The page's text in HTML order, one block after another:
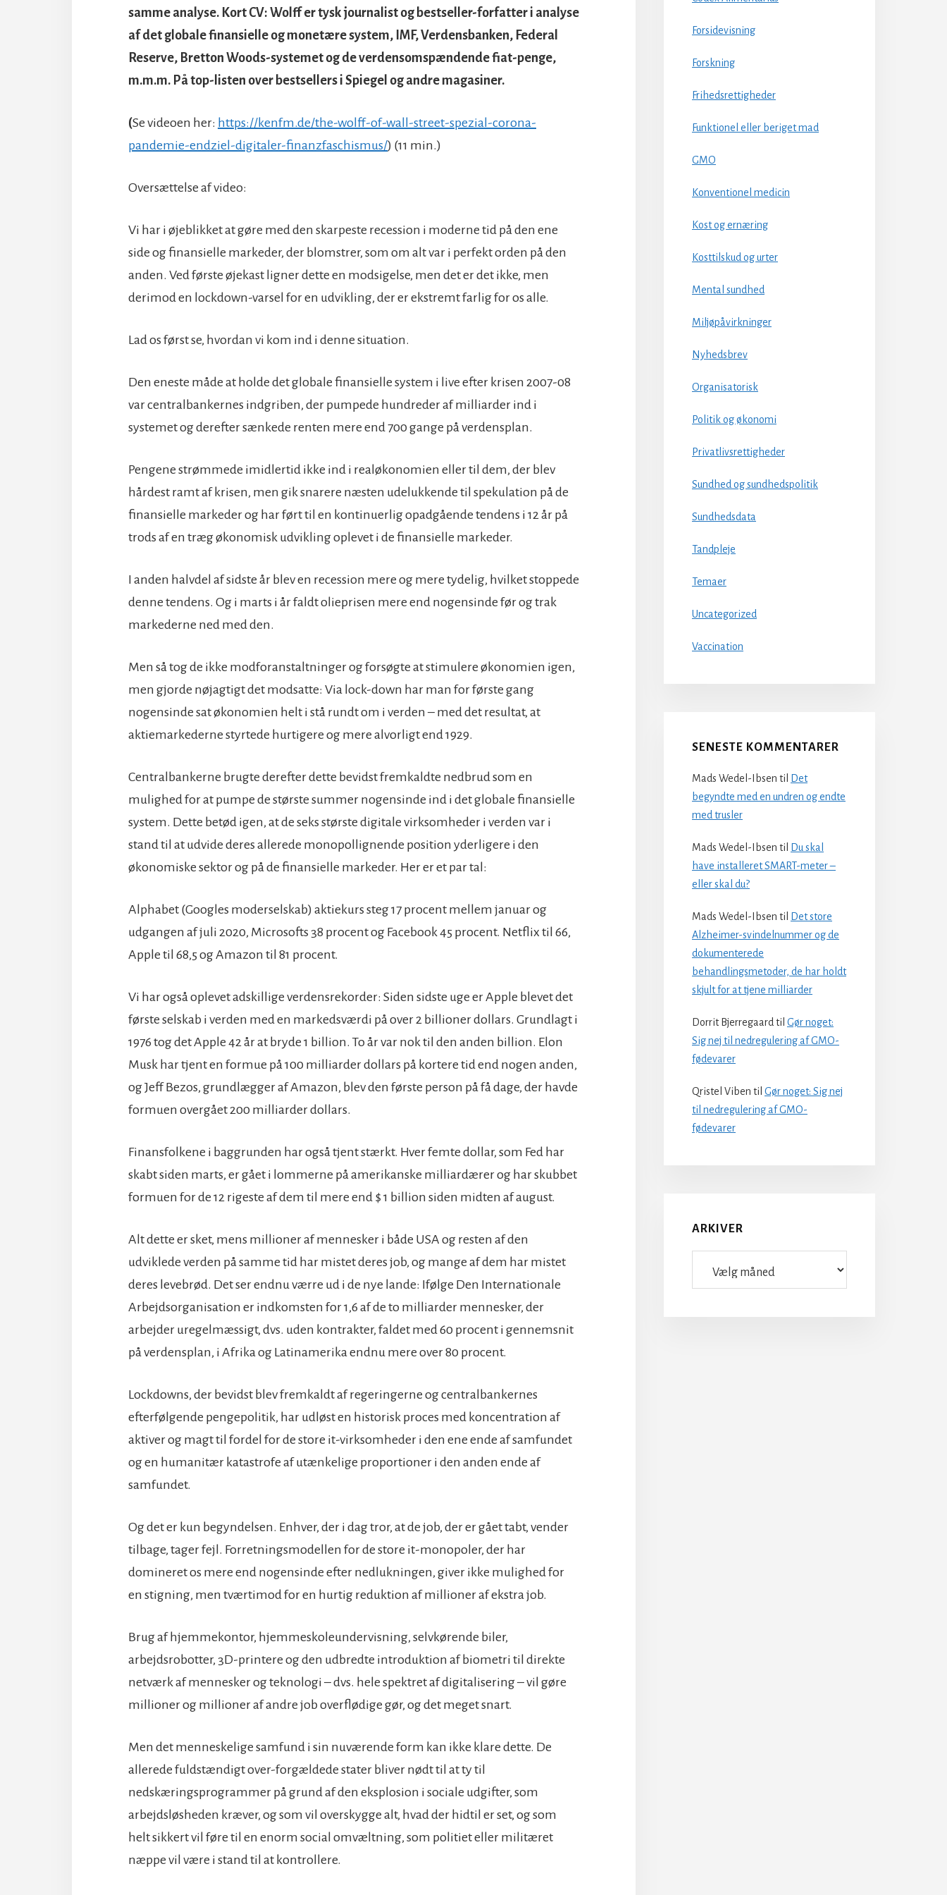
samme analyse. Kort CV: Wolff er tysk journalist og bestseller-forfatter i analyse
af det globale finansielle og monetære system, IMF, Verdensbanken, Federal
Reserve, Bretton Woods-systemet og de verdensomspændende fiat-penge,
m.m.m. På top-listen over bestsellers i Spiegel og andre magasiner.
(Se videoen her: https://kenfm.de/the-wolff-of-wall-street-spezial-corona-
pandemie-endziel-digitaler-finanzfaschismus/) (11 min.)
Oversættelse af video:
Vi har i øjeblikket at gøre med den skarpeste recession i moderne tid på den ene
side og finansielle markeder, der blomstrer, som om alt var i perfekt orden på den
anden. Ved første øjekast ligner dette en modsigelse, men det er det ikke, men
derimod en lockdown-varsel for en udvikling, der er ekstremt farlig for os alle.
Lad os først se, hvordan vi kom ind i denne situation.
Den eneste måde at holde det globale finansielle system i live efter krisen 2007-08
var centralbankernes indgriben, der pumpede hundreder af milliarder ind i
systemet og derefter sænkede renten mere end 700 gange på verdensplan.
Pengene strømmede imidlertid ikke ind i realøkonomien eller til dem, der blev
hårdest ramt af krisen, men gik snarere næsten udelukkende til spekulation på de
finansielle markeder og har ført til en kontinuerlig opadgående tendens i 12 år på
trods af en træg økonomisk udvikling oplevet i de finansielle markeder.
I anden halvdel af sidste år blev en recession mere og mere tydelig, hvilket stoppede
denne tendens. Og i marts i år faldt olieprisen mere end nogensinde før og trak
markederne ned med den.
Men så tog de ikke modforanstaltninger og forsøgte at stimulere økonomien igen,
men gjorde nøjagtigt det modsatte: Via lock-down har man for første gang
nogensinde sat økonomien helt i stå rundt om i verden – med det resultat, at
aktiemarkederne styrtede hurtigere og mere alvorligt end 1929.
Centralbankerne brugte derefter dette bevidst fremkaldte nedbrud som en
mulighed for at pumpe de største summer nogensinde ind i det globale finansielle
system. Dette betød igen, at de seks største digitale virksomheder i verden var i
stand til at udvide deres allerede monopollignende position yderligere i den
økonomiske sektor og på de finansielle markeder. Her er et par tal:
Alphabet (Googles moderselskab) aktiekurs steg 17 procent mellem januar og
udgangen af juli 2020, Microsofts 38 procent og Facebook 45 procent. Netflix til 66,
Apple til 68,5 og Amazon til 81 procent.
Vi har også oplevet adskillige verdensrekorder: Siden sidste uge er Apple blevet det
første selskab i verden med en markedsværdi på over 2 billioner dollars. Grundlagt i
1976 tog det Apple 42 år at bryde 1 billion. To år var nok til den anden billion. Elon
Musk har tjent en formue på 100 milliarder dollars på kortere tid end nogen anden,
og Jeff Bezos, grundlægger af Amazon, blev den første person på få dage, der havde
formuen overgået 200 milliarder dollars.
Finansfolkene i baggrunden har også tjent stærkt. Hver femte dollar, som Fed har
skabt siden marts, er gået i lommerne på amerikanske milliardærer og har skubbet
formuen for de 12 rigeste af dem til mere end $ 1 billion siden midten af august.
Alt dette er sket, mens millioner af mennesker i både USA og resten af den
udviklede verden på samme tid har mistet deres job, og mange af dem har mistet
deres levebrød. Det ser endnu værre ud i de nye lande: Ifølge Den Internationale
Arbejdsorganisation er indkomsten for 1,6 af de to milliarder mennesker, der
arbejder uregelmæssigt, dvs. uden kontrakter, faldet med 60 procent i gennemsnit
på verdensplan, i Afrika og Latinamerika endnu mere over 80 procent.
Lockdowns, der bevidst blev fremkaldt af regeringerne og centralbankernes
efterfølgende pengepolitik, har udløst en historisk proces med koncentration af
aktiver og magt til fordel for de store it-virksomheder i den ene ende af samfundet
og en humanitær katastrofe af utænkelige proportioner i den anden ende af
samfundet.
Og det er kun begyndelsen. Enhver, der i dag tror, at de job, der er gået tabt, vender
tilbage, tager fejl. Forretningsmodellen for de store it-monopoler, der har
domineret os mere end nogensinde efter nedlukningen, giver ikke mulighed for
en stigning, men tværtimod for en hurtig reduktion af millioner af ekstra job.
Brug af hjemmekontor, hjemmeskoleundervisning, selvkørende biler,
arbejdsrobotter, 3D-printere og den udbredte introduktion af biometri til direkte
netværk af mennesker og teknologi – dvs. hele spektret af digitalisering – vil gøre
millioner og millioner af andre job overflødige gør, og det meget snart.
Men det menneskelige samfund i sin nuværende form kan ikke klare dette. De
allerede fuldstændigt over-forgældede stater bliver nødt til at ty til
nedskæringsprogrammer på grund af den eksplosion i sociale udgifter, som
arbejdsløsheden kræver, og som vil overskygge alt, hvad der hidtil er set, og som
helt sikkert vil føre til en enorm social omvæltning, som politiet eller militæret
næppe vil være i stand til at kontrollere.
Forsidevisning
Forskning
Frihedsrettigheder
Funktionel eller beriget mad
GMO
Konventionel medicin
Kost og ernæring
Kosttilskud og urter
Mental sundhed
Miljøpåvirkninger
Nyhedsbrev
Organisatorisk
Politik og økonomi
Privatlivsrettigheder
Sundhed og sundhedspolitik
Sundhedsdata
Tandpleje
Temaer
Uncategorized
Vaccination
SENESTE KOMMENTARER
Mads Wedel-Ibsen til
Det
begyndte med en undren og endte
med trusler
Mads Wedel-Ibsen til
Du skal
have installeret SMART-meter –
eller skal du?
Mads Wedel-Ibsen til
Det store
Alzheimer-svindelnummer og de
dokumenterede
behandlingsmetoder, de har holdt
skjult for at tjene milliarder
Dorrit Bjerregaardtil Gør noget:
Sig nej til nedregulering af GMO-
fødevarer
Qristel Viben til Gør noget: Sig nej
til nedregulering af GMO-
fødevarer
ARKIVER